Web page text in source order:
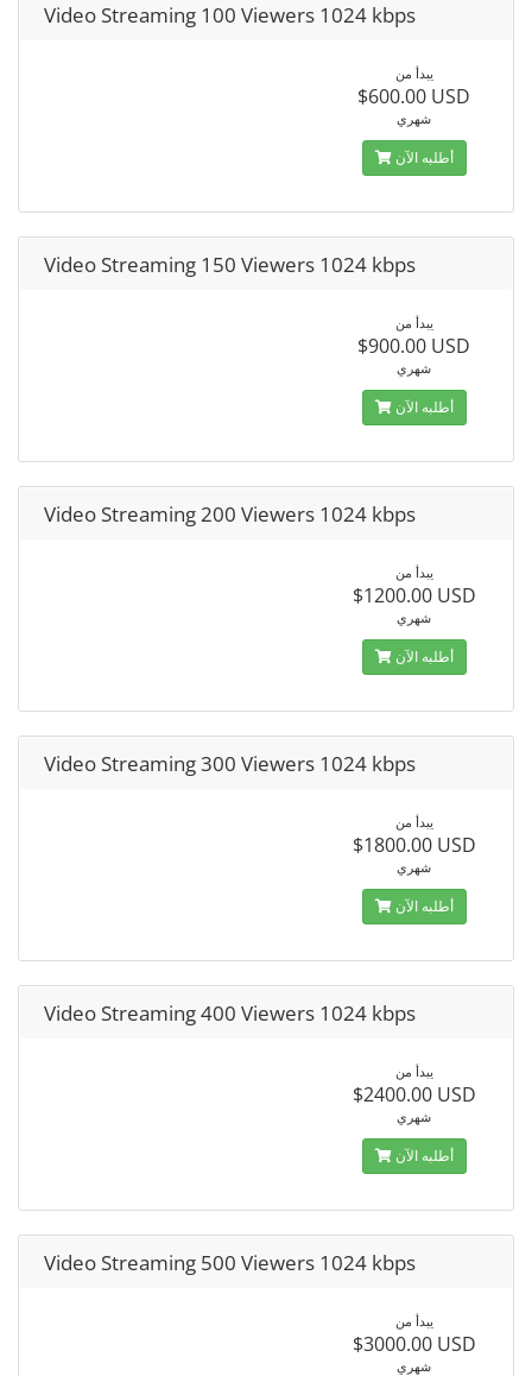
Video Streaming 100 Viewers 1024 kbps
يبدأ من
$600.00 USD
شهري
أطلبه الآن
Video Streaming 150 Viewers 1024 kbps
يبدأ من
$900.00 USD
شهري
أطلبه الآن
Video Streaming 200 Viewers 1024 kbps
يبدأ من
$1200.00 USD
شهري
أطلبه الآن
Video Streaming 300 Viewers 1024 kbps
يبدأ من
$1800.00 USD
شهري
أطلبه الآن
Video Streaming 400 Viewers 1024 kbps
يبدأ من
$2400.00 USD
شهري
أطلبه الآن
Video Streaming 500 Viewers 1024 kbps
يبدأ من
$3000.00 USD
شهري